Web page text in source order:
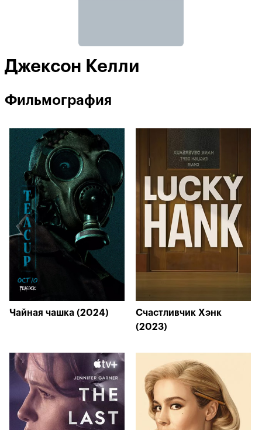
Джексон Келли
Фильмография
Чайная чашка (2024)
Счастливчик Хэнк
(2023)